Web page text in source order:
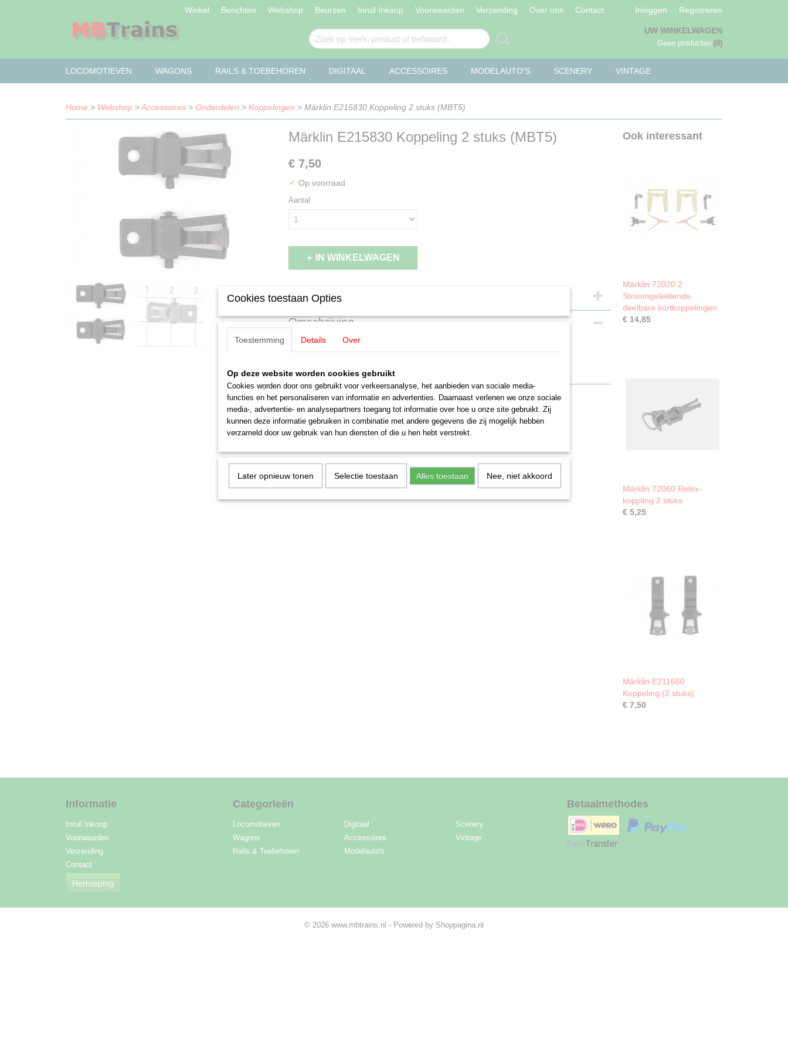
Winkel Berichten Webshop Beurzen Inruil Inkoop Voorwaarden Verzending Over ons Contact Inloggen Registreren
UW WINKELWAGEN
Geen producten (0)
LOCOMOTIEVEN WAGONS RAILS & TOEBEHOREN DIGITAAL ACCESSOIRES MODELAUTO'S SCENERY VINTAGE
Home > Webshop >Accessoires > Onderdelen > Koppelingen > Märklin E215830 Koppeling 2 stuks (MBT5)
Märklin E215830 Koppeling 2 stuks (MBT5)
€ 7,50
✓ Op voorraad
Aantal
IN WINKELWAGEN
Specificaties
Productcode leverancier
E215830
Schaal
Staat
Omschrijving
Märklin E215830 Koppeling 2 stuks
voor oa 3060 V
Ook interessant
Märklin 72020 2
Stroomgeleidende
deelbare kortkoppelingen
€ 14,85
Märklin 72060 Relex-
koppling 2 stuks
€ 5,25
Märklin E211660
Koppeling (2 stuks)
€ 7,50
Informatie
Inruil Inkoop
Voorwaarden
Verzending
Contact
Herroeping
Categorieën
Locomotieven
Wagons
Rails & Toebehoren
Digitaal
Accessoires
Modelauto's
Scenery
Vintage
Betaalmethodes
© 2026 www.mbtrains.nl - Powered by Shoppagina.nl
Cookies toestaan Opties
Toestemming Details Over
Op deze website worden cookies gebruikt
Cookies worden door ons gebruikt voor verkeersanalyse, het aanbieden van sociale media-
functies en het personaliseren van informatie en advertenties. Daarnaast verlenen we onze sociale
media-, advertentie- en analysepartners toegang tot informatie over hoe u onze site gebruikt. Zij
kunnen deze informatie gebruiken in combinatie met andere gegevens die zij mogelijk hebben
verzameld door uw gebruik van hun diensten of die u hen hebt verstrekt.
Later opnieuw tonen Selectie toestaan Alles toestaan Nee, niet akkoord